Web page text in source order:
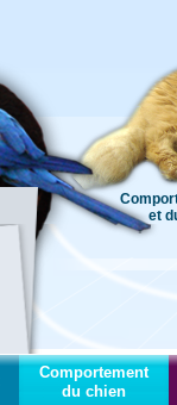
et du
Comportement
du chien